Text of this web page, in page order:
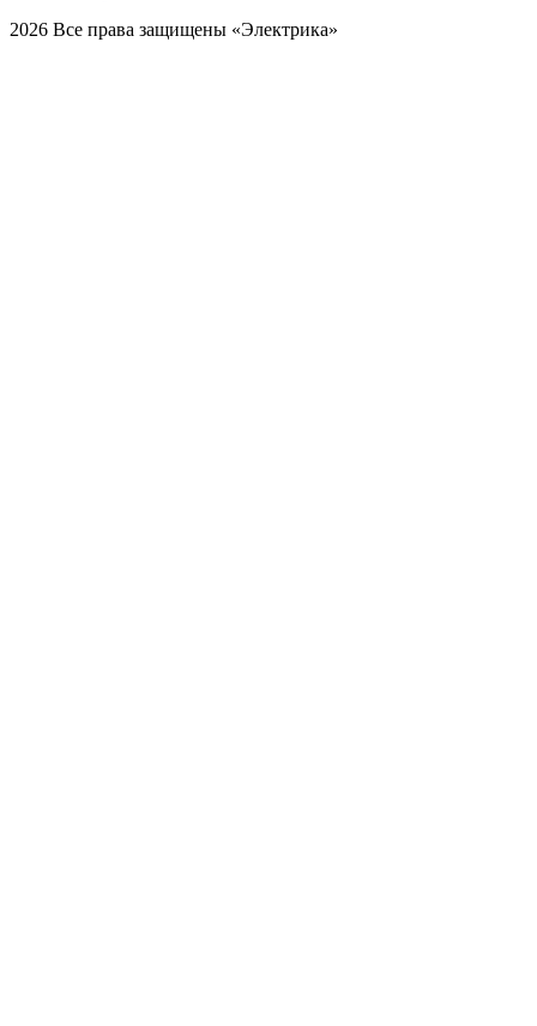
2026 Все права защищены «Электрика»